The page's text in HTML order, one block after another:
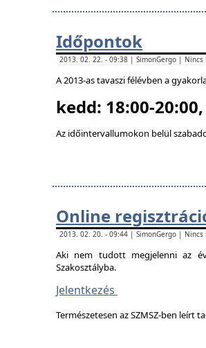
Időpontok
2013. 02. 22. - 09:38 | SimonGergo |
A 2013-as tavaszi félévben a
kedd: 18:00-
Az időintervallumokon belül
Online
2013. 02. 20. - 09:44 | SimonGergo |
Aki nem tudott megjelenni az
Szakosztályba.
Jelentkezés
Természetesen az SZMSZ-ben leírt